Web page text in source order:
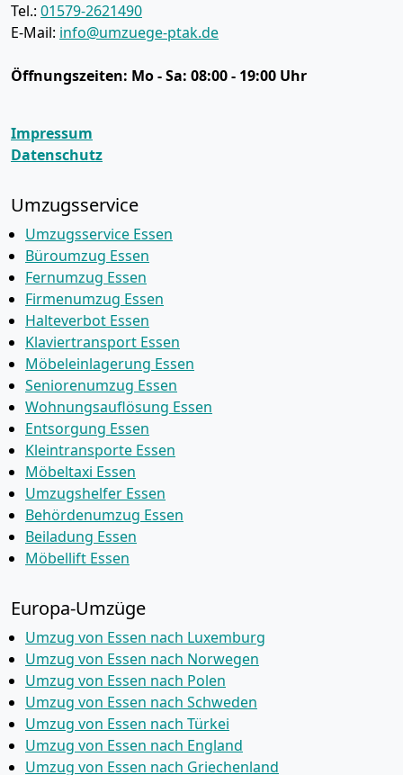
Tel.: 01579-2621490
E-Mail: info@umzuege-ptak.de
Öffnungszeiten: Mo - Sa: 08:00 - 19:00 Uhr
Impressum
Datenschutz
Umzugsservice
Umzugsservice Essen
Büroumzug Essen
Fernumzug Essen
Firmenumzug Essen
Halteverbot Essen
Klaviertransport Essen
Möbeleinlagerung Essen
Seniorenumzug Essen
Wohnungsauflösung Essen
Entsorgung Essen
Kleintransporte Essen
Möbeltaxi Essen
Umzugshelfer Essen
Behördenumzug Essen
Beiladung Essen
Möbellift Essen
Europa-Umzüge
Umzug von Essen nach Luxemburg
Umzug von Essen nach Norwegen
Umzug von Essen nach Polen
Umzug von Essen nach Schweden
Umzug von Essen nach Türkei
Umzug von Essen nach England
Umzug von Essen nach Griechenland